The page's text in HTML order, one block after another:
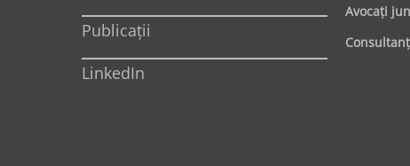
Publicații
LinkedIn
Avocaţi